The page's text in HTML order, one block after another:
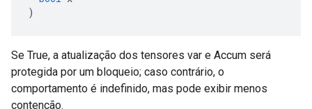
)
Se True, a atualização dos tensores var e Accum será
protegida por um bloqueio; caso contrário, o
comportamento é indefinido, mas pode exibir menos
contenção.